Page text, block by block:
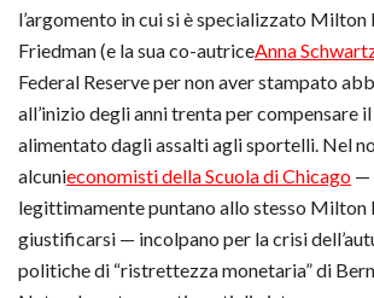
l’argomento in cui si è specializzato Milton
Friedman (e la sua co-autriceAnna
Federal Reserve per non aver stampato
all’inizio degli anni trenta per compensare
alimentato dagli assalti agli sportelli. Nel
alcunieconomisti della Scuola di Chicago —
legittimamente puntano allo stesso Milton
giustificarsi — incolpano per la crisi
politiche di “ristrettezza monetaria” di